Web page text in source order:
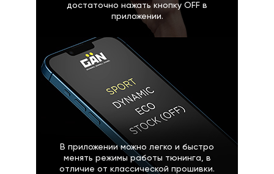
достаточно нажать кнопку OFF в
приложении.
В приложении можно легко и быстро
менять режимы работы тюнинга, в
отличие от классической прошивки.